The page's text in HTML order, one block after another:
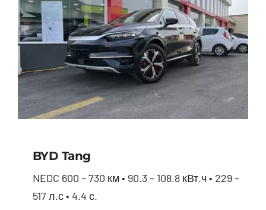
BYD Tang
NEDC 600 – 730 км • 90.3 – 108.8 кВт.ч • 229 –
517 л.с • 4.4 с.